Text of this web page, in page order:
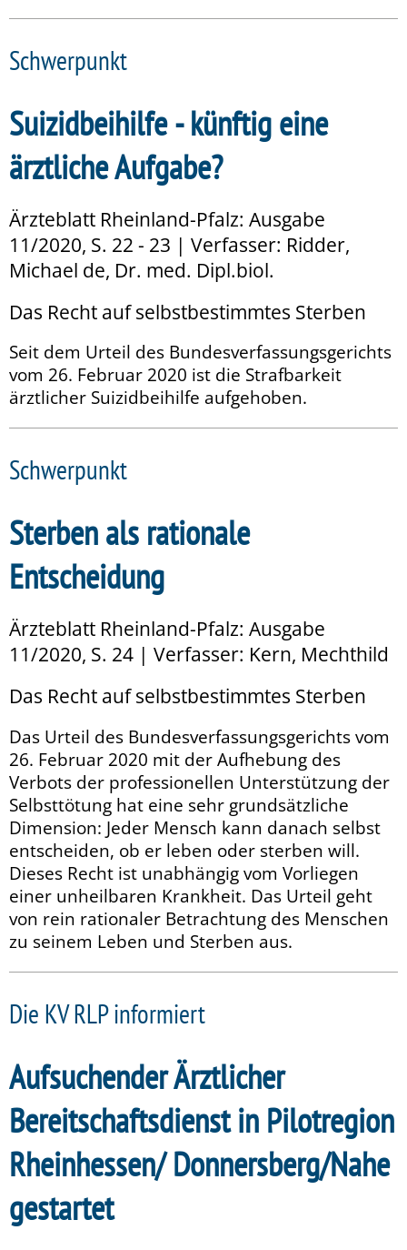
Schwerpunkt
Suizidbeihilfe - künftig eine
ärztliche Aufgabe?
Ärzteblatt Rheinland-Pfalz: Ausgabe
11/2020, S. 22 - 23 | Verfasser: Ridder,
Michael de, Dr. med. Dipl.biol.
Das Recht auf selbstbestimmtes Sterben
Seit dem Urteil des Bundesverfassungsgerichts
vom 26. Februar 2020 ist die Strafbarkeit
ärztlicher Suizidbeihilfe aufgehoben.
Schwerpunkt
Sterben als rationale
Entscheidung
Ärzteblatt Rheinland-Pfalz: Ausgabe
11/2020, S. 24 | Verfasser: Kern, Mechthild
Das Recht auf selbstbestimmtes Sterben
Das Urteil des Bundesverfassungsgerichts vom
26. Februar 2020 mit der Aufhebung des
Verbots der professionellen Unterstützung der
Selbsttötung hat eine sehr grundsätzliche
Dimension: Jeder Mensch kann danach selbst
entscheiden, ob er leben oder sterben will.
Dieses Recht ist unabhängig vom Vorliegen
einer unheilbaren Krankheit. Das Urteil geht
von rein rationaler Betrachtung des Menschen
zu seinem Leben und Sterben aus.
Die KV RLP informiert
Aufsuchender Ärztlicher
Bereitschaftsdienst in Pilotregion
Rheinhessen/ Donnersberg/Nahe
gestartet